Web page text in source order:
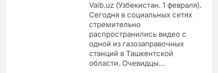
Vaib.uz (Узбекистан. 1 февраля).
Сегодня в социальных сетях
стремительно
распространились видео с
одной из газозаправочных
станций в Ташкентской
области. Очевидцы…